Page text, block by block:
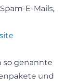
E-Mails,
so genannte
und